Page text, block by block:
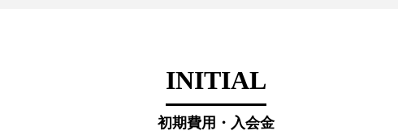
INITIAL
初期費用・入会金